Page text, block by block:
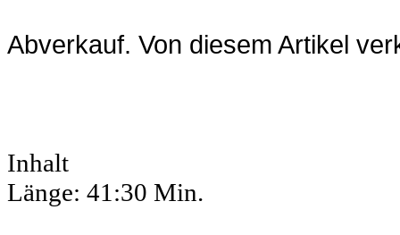
Abverkauf. Von diesem Artikel
Inhalt
Länge: 41:30 Min.